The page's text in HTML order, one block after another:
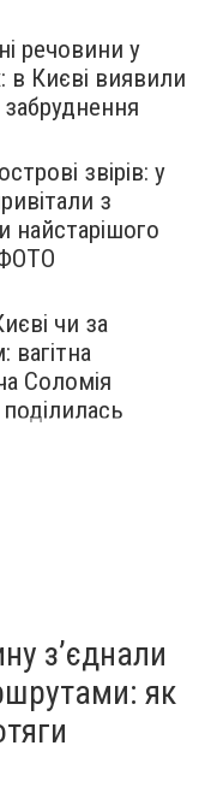
речовини у
в Києві виявили
звірів: у
з
найстарішого
чи за
вагітна
Соломія
поділилась
з’єднали
як